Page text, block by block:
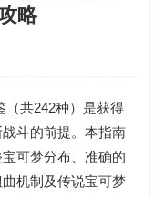
略
（共242种）是获得
战斗的前提。本指南
可梦分布、准确的
机制及传说宝可梦